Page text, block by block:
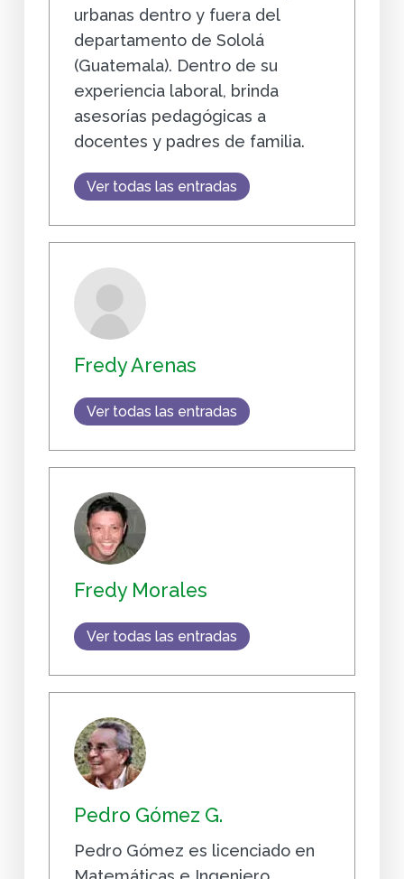
urbanas dentro y fuera del
departamento de Sololá
(Guatemala). Dentro de su
experiencia laboral, brinda
asesorías pedagógicas a
docentes y padres de familia.
Ver todas las entradas
Fredy Arenas
Ver todas las entradas
Fredy Morales
Ver todas las entradas
Pedro Gómez G.
Pedro Gómez es licenciado en